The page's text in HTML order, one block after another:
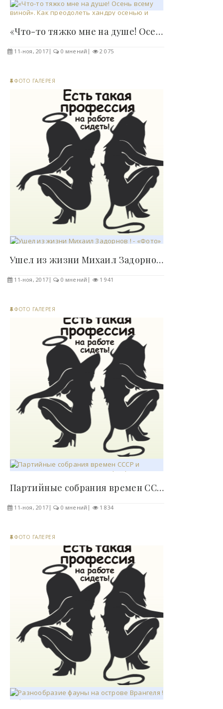
«Что-то тяжко мне на душе! Осень всему виной»...
11-ноя, 2017 0 мнений 2 075
ФОТО ГАЛЕРЕЯ
Ушел из жизни Михаил Задорнов ! - «Фото»..
11-ноя, 2017 0 мнений 1 941
ФОТО ГАЛЕРЕЯ
Партийные собрания времен СССР и выговоры для..
11-ноя, 2017 0 мнений 1 834
ФОТО ГАЛЕРЕЯ